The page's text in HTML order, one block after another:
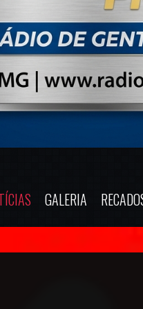
GALERIA